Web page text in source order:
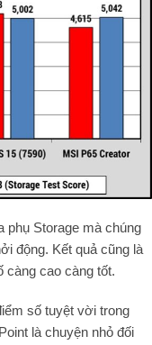
phụ Storage mà chúng
động. Kết quả cũng là
càng cao càng tốt.
số tuyệt vời trong
là chuyện nhỏ đối